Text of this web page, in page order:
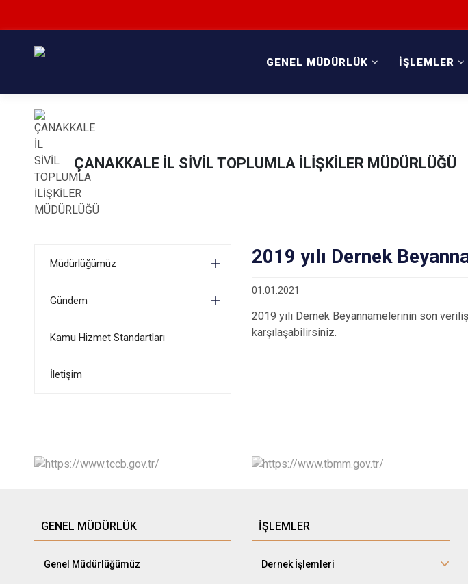
GENEL MÜDÜRLÜK İŞLEMLER
ÇANAKKALE İL SİVİL TOPLUMLA İLİŞKİLER MÜDÜRLÜĞÜ
Müdürlüğümüz
Gündem
Kamu Hizmet Standartları
İletişim
2019 yılı Dernek
01.01.2021
2019 yılı Dernek Beyannamelerinin son
karşılaşabilirsiniz.
GENEL MÜDÜRLÜK
Genel Müdürlüğümüz
İŞLEMLER
Dernek İşlemleri